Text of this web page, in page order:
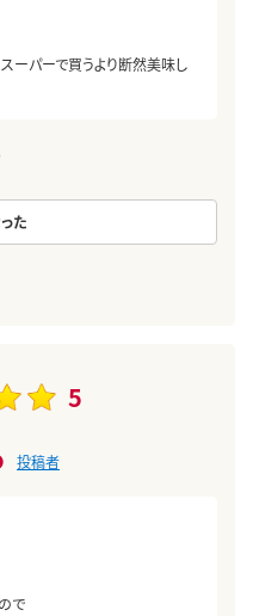
ーパーで買うより断然美味し
た
5
投稿者
で